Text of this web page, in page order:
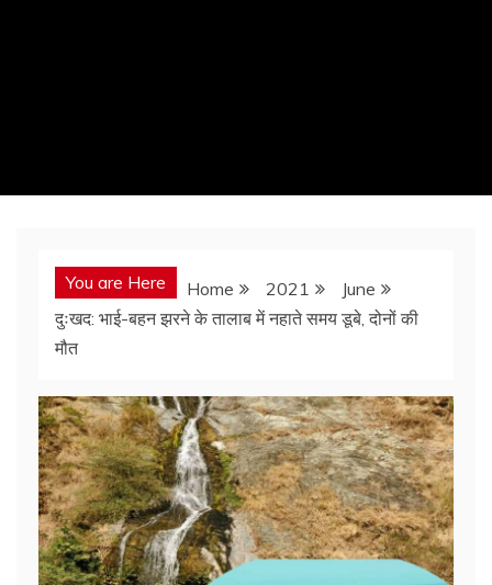
You are Here Home 2021
June
दुःखद: भाई-बहन झरने के तालाब में नहाते समय डूबे, दोनों की
मौत